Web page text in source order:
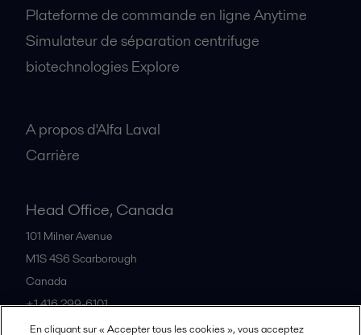
Plateforme de commande en ligne Anytime
Simulateur de séparation centrifuge
biotechnologies Explore
A propos d'Alfa Laval
Carrière
Head Office, Canada
101 Milner Avenue
M1S 4S6 Scarborough
Canada
+1 416 299-6101
En cliquant sur « Accepter tous les cookies », vous acceptez